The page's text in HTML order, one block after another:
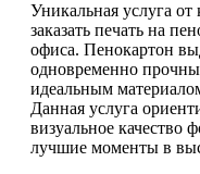
Уникальная услуга
заказать печать на
офиса. Пенокартон
одновременно
идеальным
Данная услуга
визуальное качество
лучшие моменты в